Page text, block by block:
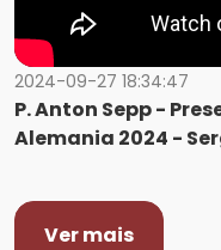
2024-09-27 18:34:47
P. Anton Sepp -
Alemania 2024 -
Ver mais